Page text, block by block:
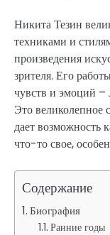
Никита Тезин
техниками и
произведения
зрителя. Его
чувств и эмоций –
Это великолепное
дает возможность
что-то свое,
Содержание
Биография
Ранние годы